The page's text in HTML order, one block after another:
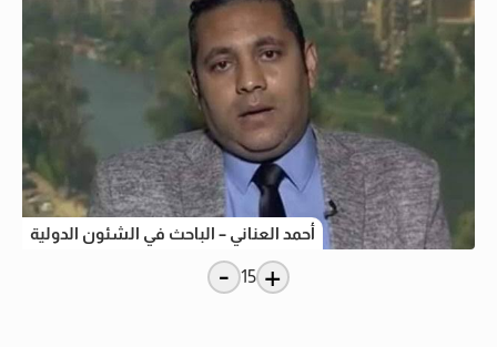
أحمد العناني – الباحث في الشئون الدولية
+
15
-